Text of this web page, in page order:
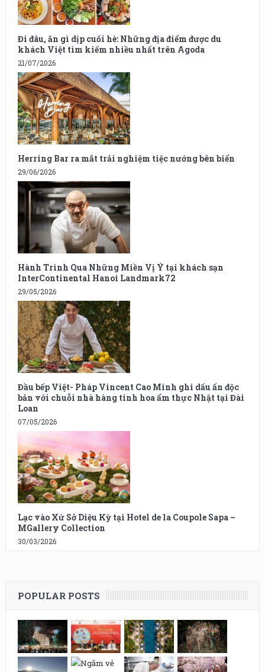
Đi đâu, ăn gì dịp cuối hè: Những địa điểm được du
khách Việt tìm kiếm nhiều nhất trên Agoda
21/07/2026
Herring Bar ra mắt trải nghiệm tiệc nướng bên biển
29/06/2026
Hành Trình Qua Những Miền Vị Ý tại khách sạn
InterContinental Hanoi Landmark72
29/05/2026
Đầu bếp Việt- Pháp Vincent Cao Minh ghi dấu ấn độc
bản với chuỗi nhà hàng tinh hoa ẩm thực Nhật tại Đài
Loan
07/05/2026
Lạc vào Xứ Sở Diệu Kỳ tại Hotel de la Coupole Sapa –
MGallery Collection
30/03/2026
POPULAR POSTS